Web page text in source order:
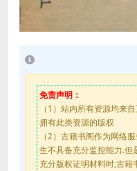
免责声明：
（1）站内所有资源均来
拥有此类资源的版权
（2）古籍书阁作为网络
生不具备充分监控能力.但
充分版权证明材料时,古籍